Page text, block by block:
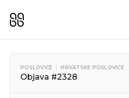
POSLOVICE HRVATSKE POSLOVICE
Objava #2328